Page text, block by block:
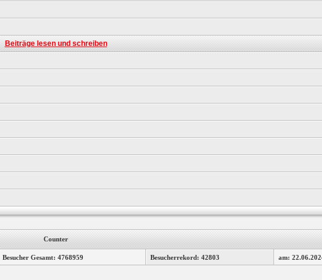
Beiträge lesen und schreiben
Counter
Besucher Gesamt: 4768959 Besucherrekord: 42803 am: